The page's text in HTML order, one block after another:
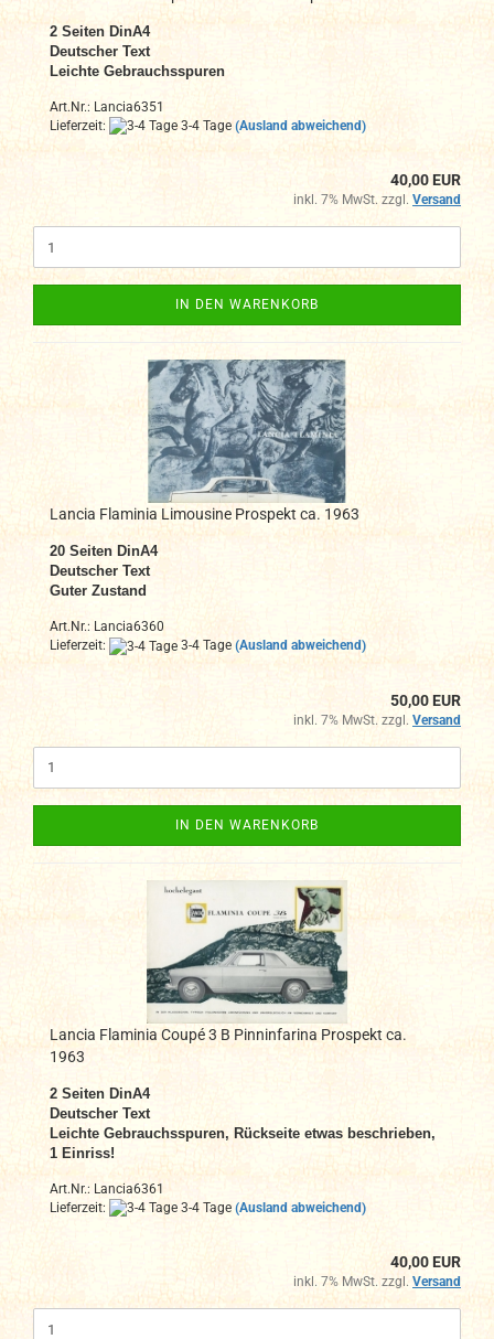
2 Seiten DinA4
Deutscher Text
Leichte Gebrauchsspuren
Art.Nr.: Lancia6351
Lieferzeit:
3-4 Tage (Ausland abweichend)
40,00 EUR
inkl. 7% MwSt. zzgl. Versand
IN DEN WARENKORB
Lancia Flaminia Limousine Prospekt ca. 1963
20 Seiten DinA4
Deutscher Text
Guter Zustand
Art.Nr.: Lancia6360
Lieferzeit:
3-4 Tage (Ausland abweichend)
50,00 EUR
inkl. 7% MwSt. zzgl. Versand
IN DEN WARENKORB
Lancia Flaminia Coupé 3 B Pinninfarina Prospekt ca.
1963
2 Seiten DinA4
Deutscher Text
Leichte Gebrauchsspuren, Rückseite etwas beschrieben,
1 Einriss!
Art.Nr.: Lancia6361
Lieferzeit:
3-4 Tage (Ausland abweichend)
40,00 EUR
inkl. 7% MwSt. zzgl. Versand